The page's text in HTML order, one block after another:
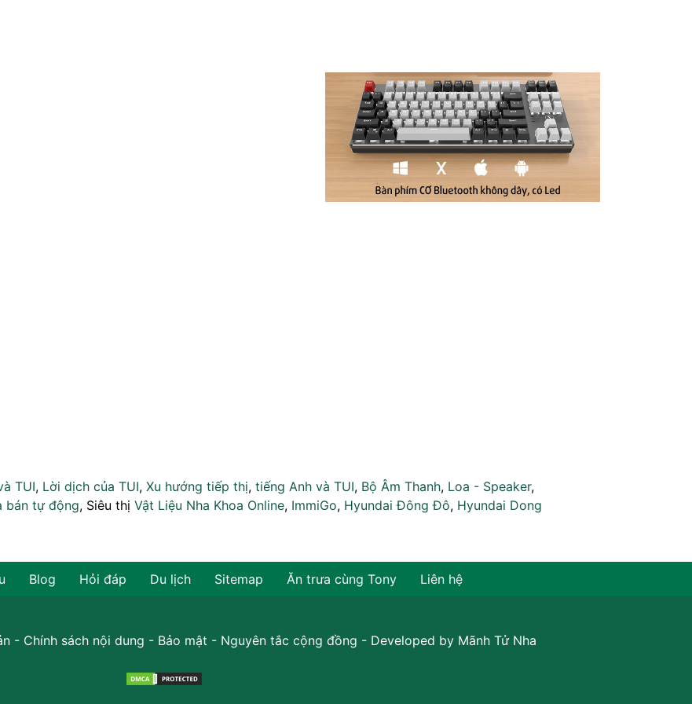
TUI, Lời dịch của TUI, Xu hướng tiếp thị, tiếng Anh và TUI, Bộ Âm Thanh, Loa - Speaker,
bán tự động, Siêu thị Vật Liệu Nha Khoa Online, ImmiGo, Hyundai Đông Đô, Hyundai Dong
Blog Hỏi đáp Du lịch Sitemap Ăn trưa cùng Tony Liên hệ
- Chính sách nội dung - Bảo mật - Nguyên tắc cộng đồng - Developed by Mãnh Tử Nha